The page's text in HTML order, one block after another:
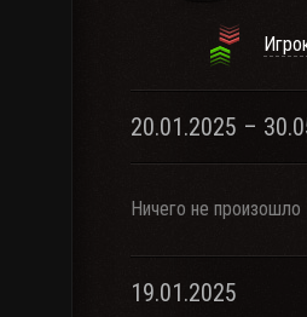
20.01.2025 –
Ничего не произошло
19.01.2025